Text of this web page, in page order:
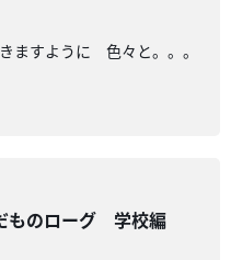
ますように 色々と。。。
ものローグ 学校編